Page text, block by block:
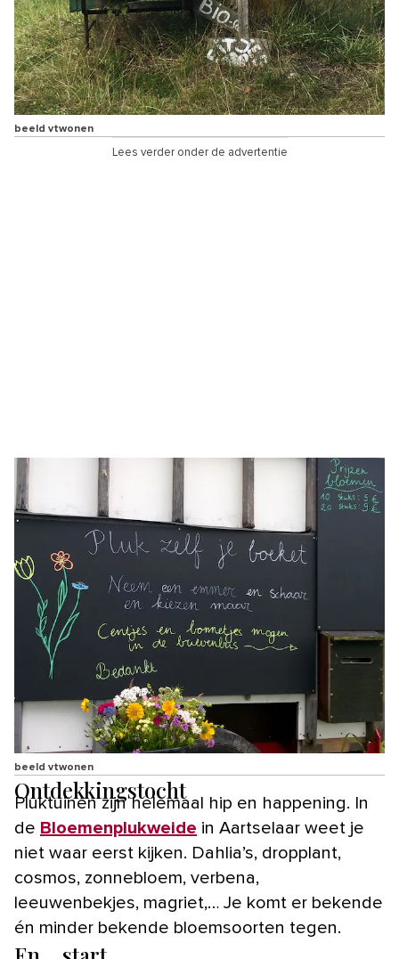
beeld vtwonen
Lees verder onder de advertentie
beeld vtwonen
Ontdekkingstocht
Pluktuinen zijn helemaal hip en happening. In
de Bloemenplukweide in Aartselaar weet je
niet waar eerst kijken. Dahlia’s, dropplant,
cosmos, zonnebloem, verbena,
leeuwenbekjes, magriet,… Je komt er bekende
én minder bekende bloemsoorten tegen.